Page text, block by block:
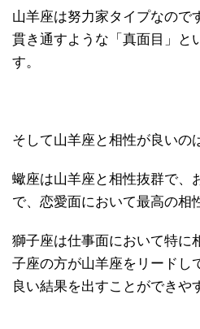
山羊座は努力家タイプなので
貫き通すような「真面目」と
す。
そして山羊座と相性が良いの
蠍座は山羊座と相性抜群で、
で、恋愛面において最高の相
獅子座は仕事面において特に
子座の方が山羊座をリードし
良い結果を出すことができや